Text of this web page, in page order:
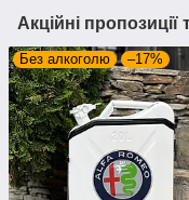
Акційні пропозиції
Без алкоголю –17%